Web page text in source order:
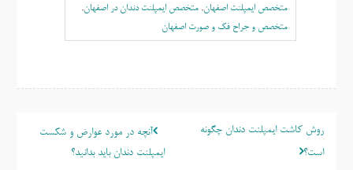
متخصص ایمپلنت اصفهان, متخصص ایمپلنت دندان در اصفهان,
متخصص و جراح فک و صورت اصفهان
راهبری
نوشته
آنچه در مورد عوارض و شکست
ایمپلنت دندان باید بدانید؟
روش کاشت ایمپلنت دندان چگونه
است؟